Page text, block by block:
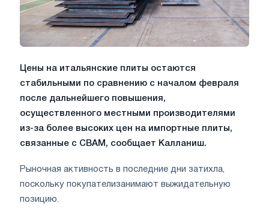
Цены на итальянские плиты остаются
стабильными по сравнению с началом февраля
после дальнейшего повышения,
осуществленного местными производителями
из-за более высоких цен на импортные плиты,
связанные с CBAM, сообщает Калланиш.
Рыночная активность в последние дни затихла,
поскольку покупателизанимают выжидательную
позицию.